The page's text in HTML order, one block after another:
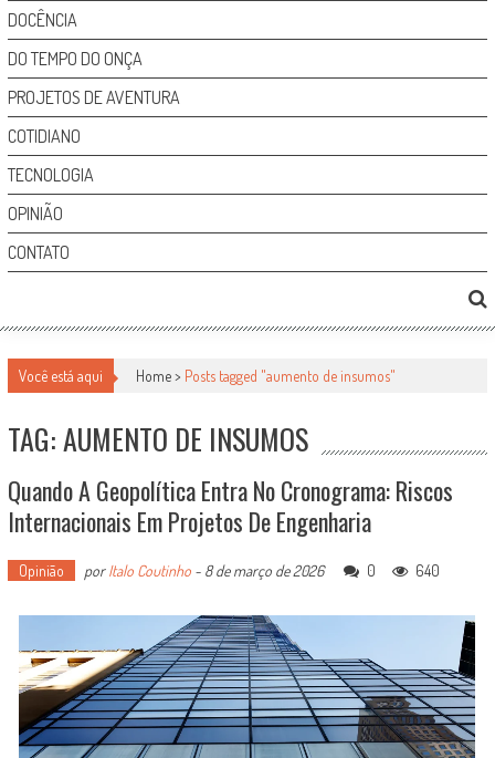
DOCÊNCIA
DO TEMPO DO ONÇA
PROJETOS DE AVENTURA
COTIDIANO
TECNOLOGIA
OPINIÃO
CONTATO
Você está aqui Home > Posts tagged "aumento de insumos"
TAG: AUMENTO DE INSUMOS
Quando A Geopolítica Entra No Cronograma: Riscos
Internacionais Em Projetos De Engenharia
Opinião porItalo Coutinho- 8 de março de 2026 0 640